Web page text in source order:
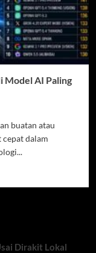
Model AI Paling
buatan atau
dalam
Dirakit Lokal